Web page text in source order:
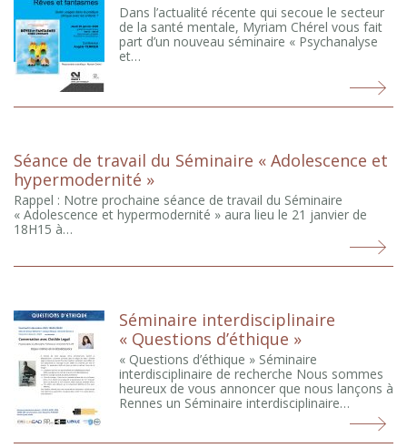
Dans l’actualité récente qui secoue le secteur
de la santé mentale, Myriam Chérel vous fait
part d’un nouveau séminaire « Psychanalyse
et…
Séance de travail du Séminaire « Adolescence et
hypermodernité »
Rappel : Notre prochaine séance de travail du Séminaire
« Adolescence et hypermodernité » aura lieu le 21 janvier de
18H15 à…
Séminaire interdisciplinaire
« Questions d’éthique »
« Questions d’éthique » Séminaire
interdisciplinaire de recherche Nous sommes
heureux de vous annoncer que nous lançons à
Rennes un Séminaire interdisciplinaire…